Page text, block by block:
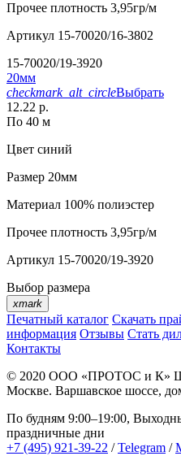
Прочее плотность 3,95гр/м
Артикул 15-70020/16-3802
15-70020/19-3920
20мм
checkmark_alt_circleВыбрать
12.22 р.
По 40 м
Цвет синий
Размер 20мм
Материал 100% полиэстер
Прочее плотность 3,95гр/м
Артикул 15-70020/19-3920
Выбор размера
xmark
Печатный каталог Скачать
информация Отзывы Стать
Контакты
© 2020 ООО «ПРОТОС и К»
Москве. Варшавское шоссе,
По будням 9:00–19:00,
праздничные дни
+7 (495) 921-39-22 /Telegram /